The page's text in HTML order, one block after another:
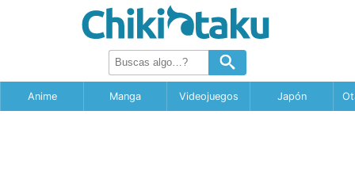
Anime Manga Videojuegos Japón